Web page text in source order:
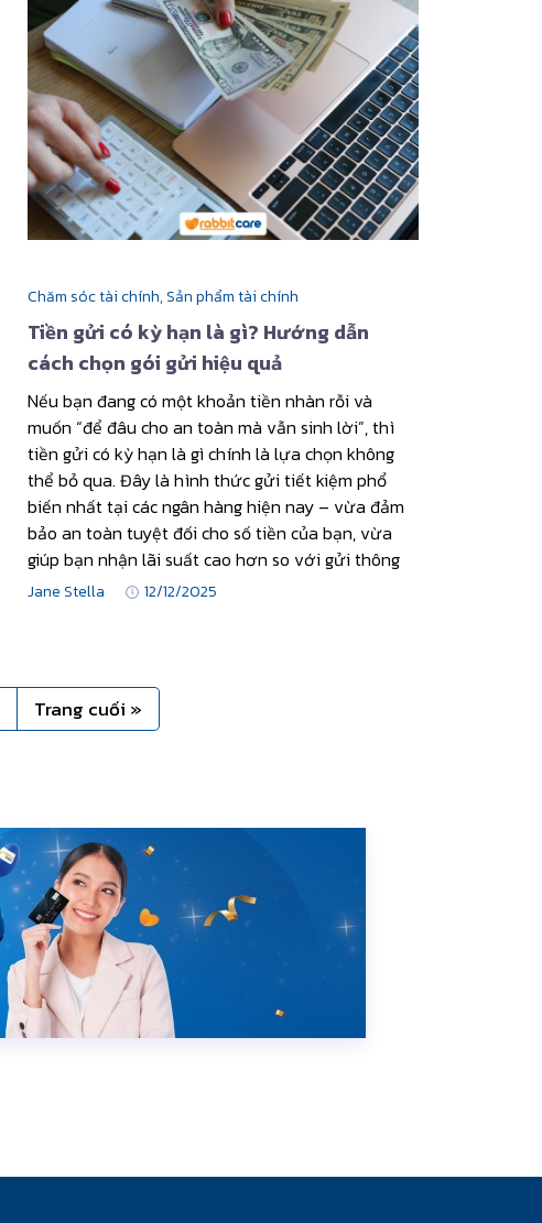
Chăm sóc tài chính,Sản phẩm tài chính
Tiền gửi có kỳ hạn là gì? Hướng dẫn
cách chọn gói gửi hiệu quả
Nếu bạn đang có một khoản tiền nhàn rỗi và
muốn “để đâu cho an toàn mà vẫn sinh lời”, thì
tiền gửi có kỳ hạn là gì chính là lựa chọn không
thể bỏ qua. Đây là hình thức gửi tiết kiệm phổ
biến nhất tại các ngân hàng hiện nay – vừa đảm
bảo an toàn tuyệt đối cho số tiền của bạn, vừa
giúp bạn nhận lãi suất cao hơn so với gửi thông
Jane Stella 12/12/2025
Trang cuối »